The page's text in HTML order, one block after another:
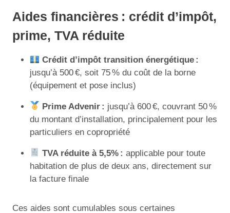
Aides financières : crédit d’impôt,
prime, TVA réduite
Crédit d’impôt transition énergétique :
jusqu’à 500 €, soit 75 % du coût de la borne
(équipement et pose inclus)
Prime Advenir : jusqu’à 600 €, couvrant 50 %
du montant d’installation, principalement pour les
particuliers en copropriété
TVA réduite à 5,5% : applicable pour toute
habitation de plus de deux ans, directement sur
la facture finale
Ces aides sont cumulables sous certaines